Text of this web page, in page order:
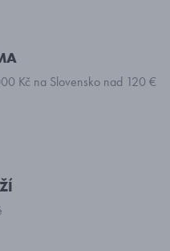
Kč na Slovensko nad 120 €